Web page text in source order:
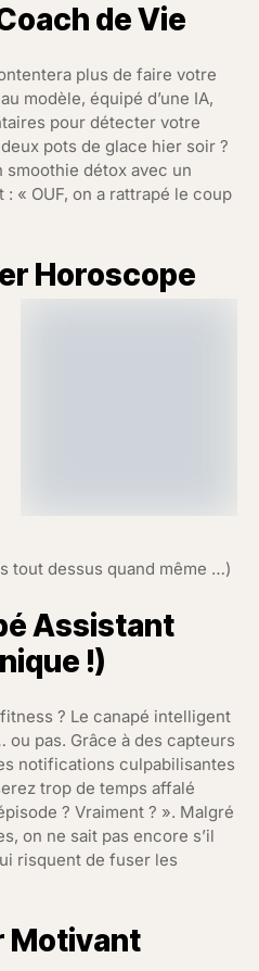
de Vie
plus de faire votre
modèle, équipé d’une IA,
pour détecter votre
pots de glace hier soir ?
détox avec un
: « OUF, on a rattrapé le coup
Horoscope
tout dessus quand même …)
Assistant
!)
? Le canapé intelligent
pas. Grâce à des capteurs
notifications culpabilisantes
trop de temps affalé
? Vraiment ? ». Malgré
on ne sait pas encore s’il
risquent de fuser les
Motivant